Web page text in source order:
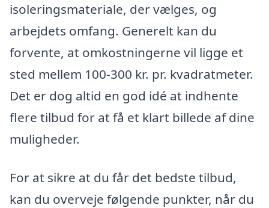
isoleringsmateriale, der vælges, og
arbejdets omfang. Generelt kan du
forvente, at omkostningerne vil ligge et
sted mellem 100-300 kr. pr. kvadratmeter.
Det er dog altid en god idé at indhente
flere tilbud for at få et klart billede af dine
muligheder.
For at sikre at du får det bedste tilbud,
kan du overveje følgende punkter, når du